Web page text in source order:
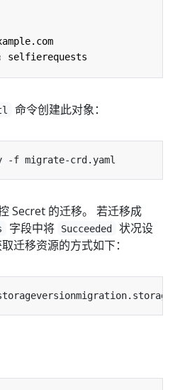
selfierequests
命令创建此对象：
Secret 的迁移。 若迁移成
字段中将 Succeeded
状况设
迁移资源的方式如下：